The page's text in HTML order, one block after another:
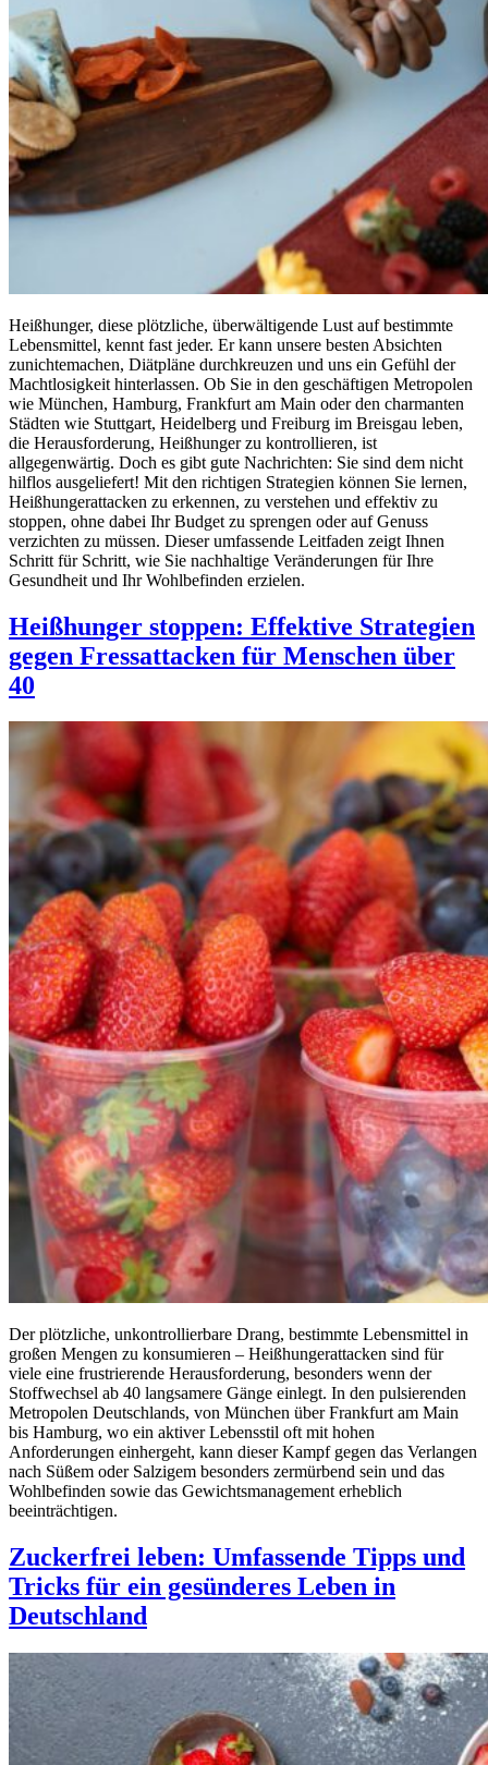
Heißhunger, diese plötzliche, überwältigende Lust auf bestimmte
Lebensmittel, kennt fast jeder. Er kann unsere besten Absichten
zunichtemachen, Diätpläne durchkreuzen und uns ein Gefühl der
Machtlosigkeit hinterlassen. Ob Sie in den geschäftigen Metropolen
wie München, Hamburg, Frankfurt am Main oder den charmanten
Städten wie Stuttgart, Heidelberg und Freiburg im Breisgau leben,
die Herausforderung, Heißhunger zu kontrollieren, ist
allgegenwärtig. Doch es gibt gute Nachrichten: Sie sind dem nicht
hilflos ausgeliefert! Mit den richtigen Strategien können Sie lernen,
Heißhungerattacken zu erkennen, zu verstehen und effektiv zu
stoppen, ohne dabei Ihr Budget zu sprengen oder auf Genuss
verzichten zu müssen. Dieser umfassende Leitfaden zeigt Ihnen
Schritt für Schritt, wie Sie nachhaltige Veränderungen für Ihre
Gesundheit und Ihr Wohlbefinden erzielen.
Heißhunger stoppen: Effektive Strategien
gegen Fressattacken für Menschen über
40
Der plötzliche, unkontrollierbare Drang, bestimmte Lebensmittel in
großen Mengen zu konsumieren – Heißhungerattacken sind für
viele eine frustrierende Herausforderung, besonders wenn der
Stoffwechsel ab 40 langsamere Gänge einlegt. In den pulsierenden
Metropolen Deutschlands, von München über Frankfurt am Main
bis Hamburg, wo ein aktiver Lebensstil oft mit hohen
Anforderungen einhergeht, kann dieser Kampf gegen das Verlangen
nach Süßem oder Salzigem besonders zermürbend sein und das
Wohlbefinden sowie das Gewichtsmanagement erheblich
beeinträchtigen.
Zuckerfrei leben: Umfassende Tipps und
Tricks für ein gesünderes Leben in
Deutschland